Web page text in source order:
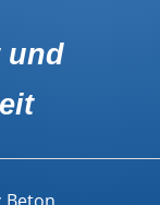
und